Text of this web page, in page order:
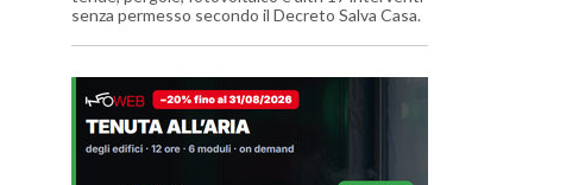
senza permesso secondo il Decreto Salva Casa.